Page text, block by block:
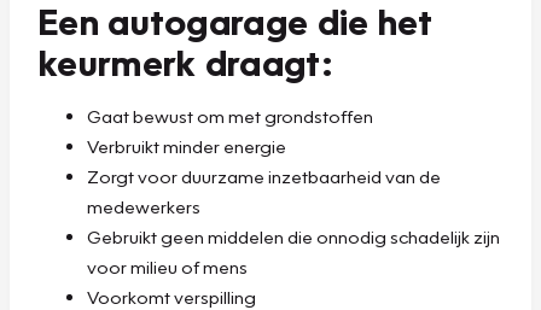
Een autogarage die het
keurmerk draagt:
Gaat bewust om met grondstoffen
Verbruikt minder energie
Zorgt voor duurzame inzetbaarheid van de
medewerkers
Gebruikt geen middelen die onnodig schadelijk zijn
voor milieu of mens
Voorkomt verspilling